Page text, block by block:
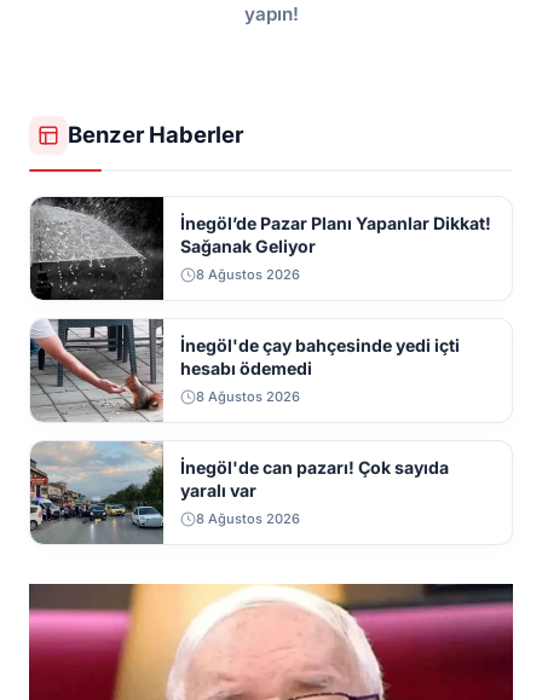
yapın!
Benzer Haberler
İnegöl’de Pazar Planı Yapanlar Dikkat!
Sağanak Geliyor
8 Ağustos 2026
İnegöl'de çay bahçesinde yedi içti
hesabı ödemedi
8 Ağustos 2026
İnegöl'de can pazarı! Çok sayıda
yaralı var
8 Ağustos 2026